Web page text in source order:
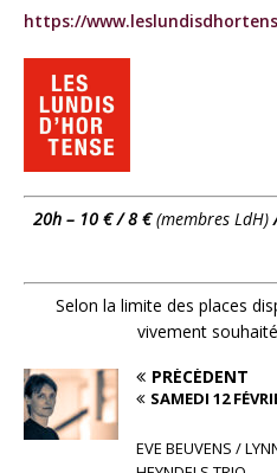
https://
20h – 10 € / 8 €(membres LdH)
Selon la limite des places
vivement
PRÉCÉDENT
SAMEDI 12
EVE BEUVENS /